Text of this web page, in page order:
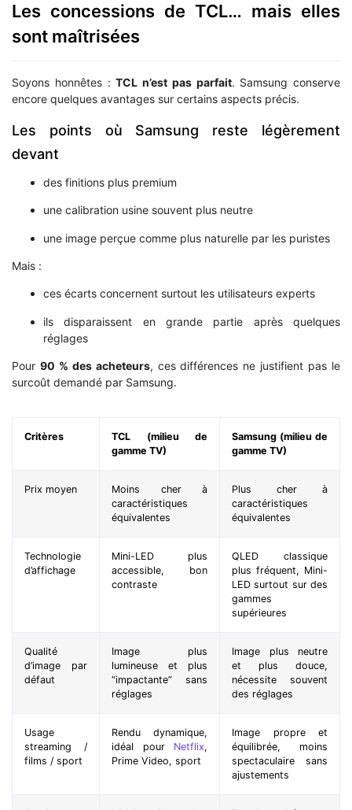
Les concessions de TCL… mais elles
sont maîtrisées
Soyons honnêtes :TCL n’est pas parfait. Samsung conserve
encore quelques avantages sur certains aspects précis.
Les points où Samsung reste légèrement
devant
des finitions plus premium
une calibration usine souvent plus neutre
une image perçue comme plus naturelle par les puristes
Mais :
ces écarts concernent surtout les utilisateurs experts
ils disparaissent en grande partie après quelques
réglages
Pour 90 % des acheteurs, ces différences ne justifient pas le
surcoût demandé par Samsung.
Critères
TCL (milieu de
gamme TV)
Samsung (milieu de
gamme TV)
Prix moyen
Moins cher à
caractéristiques
équivalentes
Plus cher à
caractéristiques
équivalentes
Technologie
d’affichage
Mini-LED plus
accessible, bon
contraste
QLED classique
plus fréquent, Mini-
LED surtout sur des
gammes
supérieures
Qualité
d’image par
défaut
Image plus
lumineuse et plus
“impactante” sans
réglages
Image plus neutre
et plus douce,
nécessite souvent
des réglages
Usage
streaming /
films / sport
Rendu dynamique,
idéal pour Netflix,
Prime Video, sport
Image propre et
équilibrée, moins
spectaculaire sans
ajustements